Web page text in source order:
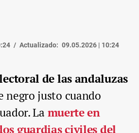
Actualizado: 09.05.2026 | 10:24
de las andaluzas
negro justo cuando
La muerte en
guardias civiles del